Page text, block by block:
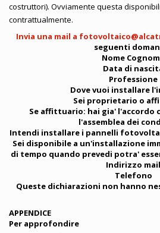
costruttori). Ovviamente questa
contrattualmente.
Invia una mail a
seguenti
Nome
Data di
Professione
Dove vuoi installare
Sei proprietario o
Se affittuario: hai gia' l'accordo
l'assemblea dei
Intendi installare i pannelli
Sei disponibile a un'installazione
di tempo quando prevedi potra'
Indirizzo mail
Telefono
Queste dichiarazioni non hanno
APPENDICE
Per approfondire